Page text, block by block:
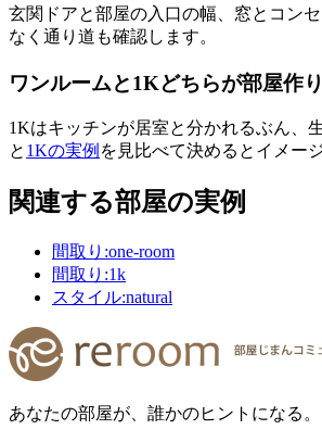
玄関ドアと部屋の入口の幅、窓とコン
なく通り道も確認します。
ワンルームと1Kどちらが部屋作
1Kはキッチンが居室と分かれるぶん、
と 1Kの実例 を見比べて決めるとイメー
関連する部屋の実例
間取り:one-room
間取り:1k
スタイル:natural
あなたの部屋が、誰かのヒントになる。